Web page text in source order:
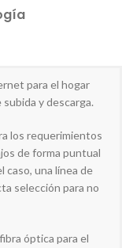
para el hogar
y descarga.
los requerimientos
de forma puntual
caso, una línea de
selección para no
óptica para el